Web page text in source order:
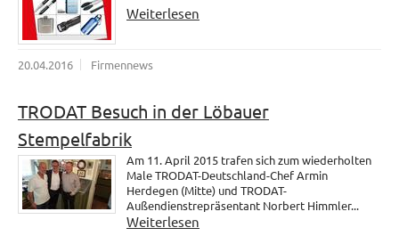
Weiterlesen
20.04.2016 Firmennews
TRODAT Besuch in der Löbauer
Stempelfabrik
Am 11. April 2015 trafen sich zum wiederholten
Male TRODAT-Deutschland-Chef Armin
Herdegen (Mitte) und TRODAT-
Außendienstrepräsentant Norbert Himmler...
Weiterlesen